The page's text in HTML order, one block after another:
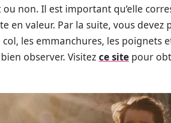
ou non. Il est important qu’elle
en valeur. Par la suite, vous
col, les emmanchures, les poignets
observer. Visitezce site pour